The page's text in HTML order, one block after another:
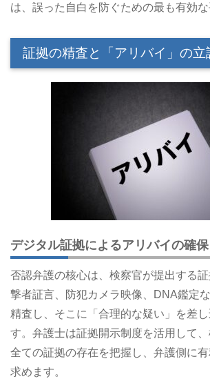
は、誤った自白を防ぐための最も有効な
証拠の精査と「アリバイ」の立
デジタル証拠によるアリバイの確保
否認弁護の核心は、検察官が提出する
撃者証言、防犯カメラ映像、DNA鑑定
精査し、そこに「合理的な疑い」を差
す。弁護士は証拠開示制度を活用して
全ての証拠の存在を把握し、弁護側に
求めます。